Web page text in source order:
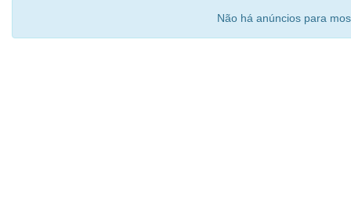
Não há anúncios para